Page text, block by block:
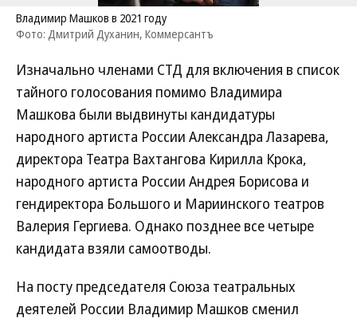
Владимир Машков в 2021 году
Фото: Дмитрий Духанин, Коммерсантъ
Изначально членами СТД для включения в список
тайного голосования помимо Владимира
Машкова были выдвинуты кандидатуры
народного артиста России Александра Лазарева,
директора Театра Вахтангова Кирилла Крока,
народного артиста России Андрея Борисова и
гендиректора Большого и Мариинского театров
Валерия Гергиева. Однако позднее все четыре
кандидата взяли самоотводы.
На посту председателя Союза театральных
деятелей России Владимир Машков сменил